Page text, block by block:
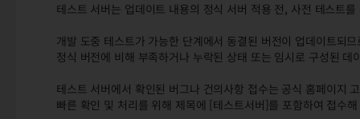
테스트 서버는 업데이트 내용의 정식 서버 적용 전, 사전 테스트
개발 도중 테스트가 가능한 단계에서 동결된 버전이 업데이트되므
정식 버전에 비해 부족하거나 누락된 상태 또는 임시로 구성된
테스트 서버에서 확인된 버그나 건의사항 접수는 공식 홈페이지
빠른 확인 및 처리를 위해 제목에 [테스트서버]를 포함하여 접수